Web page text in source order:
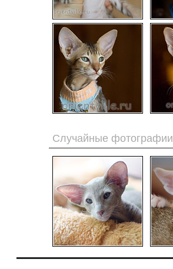
Случайные фотографии